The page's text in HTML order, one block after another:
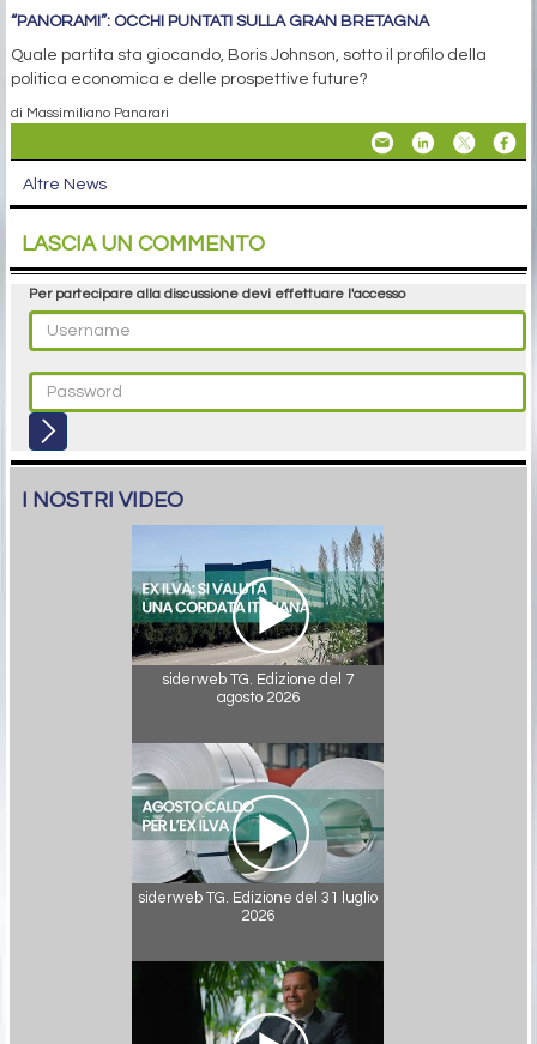
“PANORAMI”: OCCHI PUNTATI SULLA GRAN BRETAGNA
Quale partita sta giocando, Boris Johnson, sotto il profilo della
politica economica e delle prospettive future?
di Massimiliano Panarari
Altre News
LASCIA UN COMMENTO
Per partecipare alla discussione devi effettuare l'accesso
I NOSTRI VIDEO
siderweb TG. Edizione del 7
agosto 2026
siderweb TG. Edizione del 31 luglio
2026